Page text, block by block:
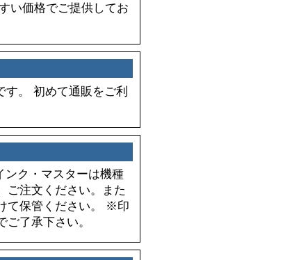
い価格でご提供してお
す。 初めて通販をご利
ンク・マスターは機種
ご注文ください。また
て保管ください。 ※印
了承下さい。